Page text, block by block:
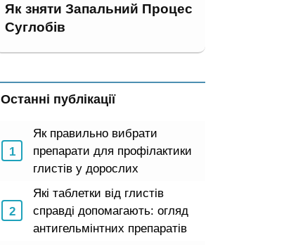
Як зняти Запальний Процес
Суглобів
Останні публікації
Як правильно вибрати
препарати для профілактики
глистів у дорослих
Які таблетки від глистів
справді допомагають: огляд
антигельмінтних препаратів